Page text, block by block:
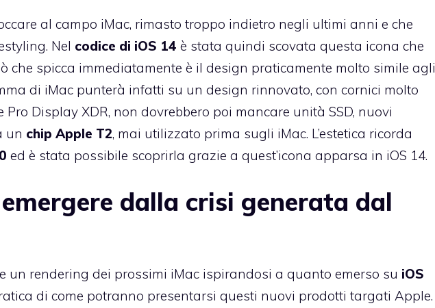
al campo iMac, rimasto troppo indietro negli ultimi anni e che
Nel codice di iOS 14 è stata quindi scovata questa icona che
che spicca immediatamente è il design praticamente molto simile agli
di iMac punterà infatti su un design rinnovato, con cornici molto
Display XDR, non dovrebbero poi mancare unità SSD, nuovi
un chip Apple T2, mai utilizzato prima sugli iMac. L’estetica ricorda
ed è stata possibile scoprirla grazie a quest’icona apparsa in iOS 14.
dalla crisi generata dal
un rendering dei prossimi iMac ispirandosi a quanto emerso su iOS
di come potranno presentarsi questi nuovi prodotti targati Apple.